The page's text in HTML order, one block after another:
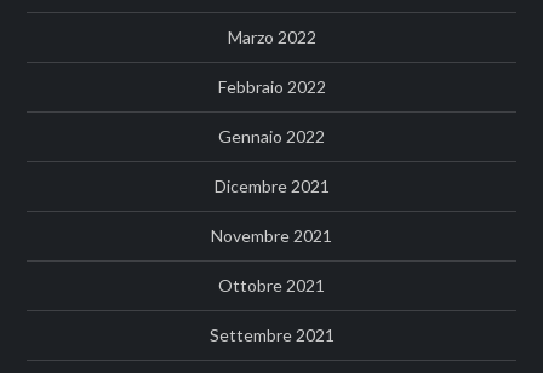
Marzo 2022
Febbraio 2022
Gennaio 2022
Dicembre 2021
Novembre 2021
Ottobre 2021
Settembre 2021